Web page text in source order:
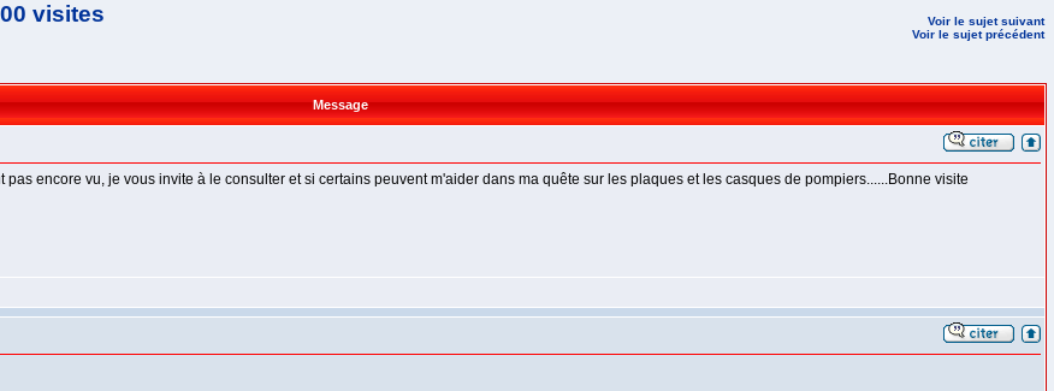
visites
Voir le sujet suivant
Voir le sujet précédent
Message
pas encore vu, je vous invite à le consulter et si certains peuvent m'aider dans ma quête sur les plaques et les casques de pompiers......Bonne visite